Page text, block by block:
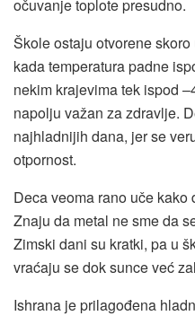
očuvanje toplote presudno.
Škole ostaju otvorene
kada temperatura padne
nekim krajevima tek ispod
napolju važan za zdravlje.
najhladnijih dana, jer se
otpornost.
Deca veoma rano uče
Znaju da metal ne sme da
Zimski dani su kratki, pa u
vraćaju se dok sunce već
Ishrana je prilagođena